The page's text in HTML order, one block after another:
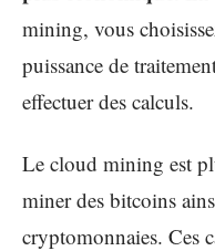
mining, vous
puissance de
effectuer des calculs.
Le cloud mining est
miner des bitcoins
cryptomonnaies. Ces